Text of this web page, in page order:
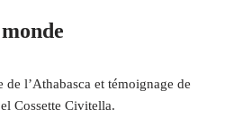
de l’Athabasca et témoignage de
Cossette Civitella.